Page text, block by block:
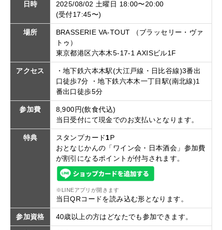
日時
2025/08/02 土曜日 18:00〜20:00
(受付17:45〜)
場所
BRASSERIE VA-TOUT （ブラッセリー・ヴァ
トゥ）
東京都港区六本木5-17-1 AXISビル1F
アクセス
・地下鉄六本木駅(大江戸線・日比谷線)3番出
口徒歩7分 ・地下鉄六本木一丁目駅(南北線)1
番出口徒歩5分
参加費
8,900円(飲食代込)
当日受付にて現金でのお支払いとなります。
特典 スタンプカード1P
おとなじかんの「ワイン会・日本酒会」参加費
が割引になるポイントが付与されます。
※LINEアプリが開きます
当日QRコードを読み込む形となります。
参加資格 40歳以上の方はどなたでも参加できます。